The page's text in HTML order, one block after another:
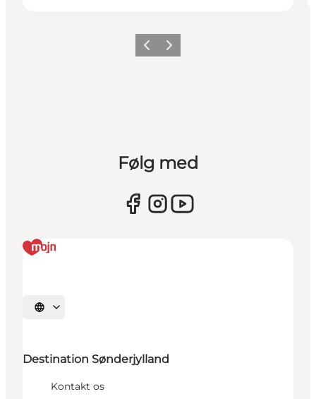
ForrigeNæste
Følg med
Vælg sprog
Destination Sønderjylland
Kontakt os